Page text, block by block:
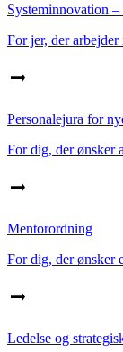
Systeminnovation
For jer, der
Personalejura for
For dig, der ønsker
Mentorordning
For dig, der ønsker
Ledelse og